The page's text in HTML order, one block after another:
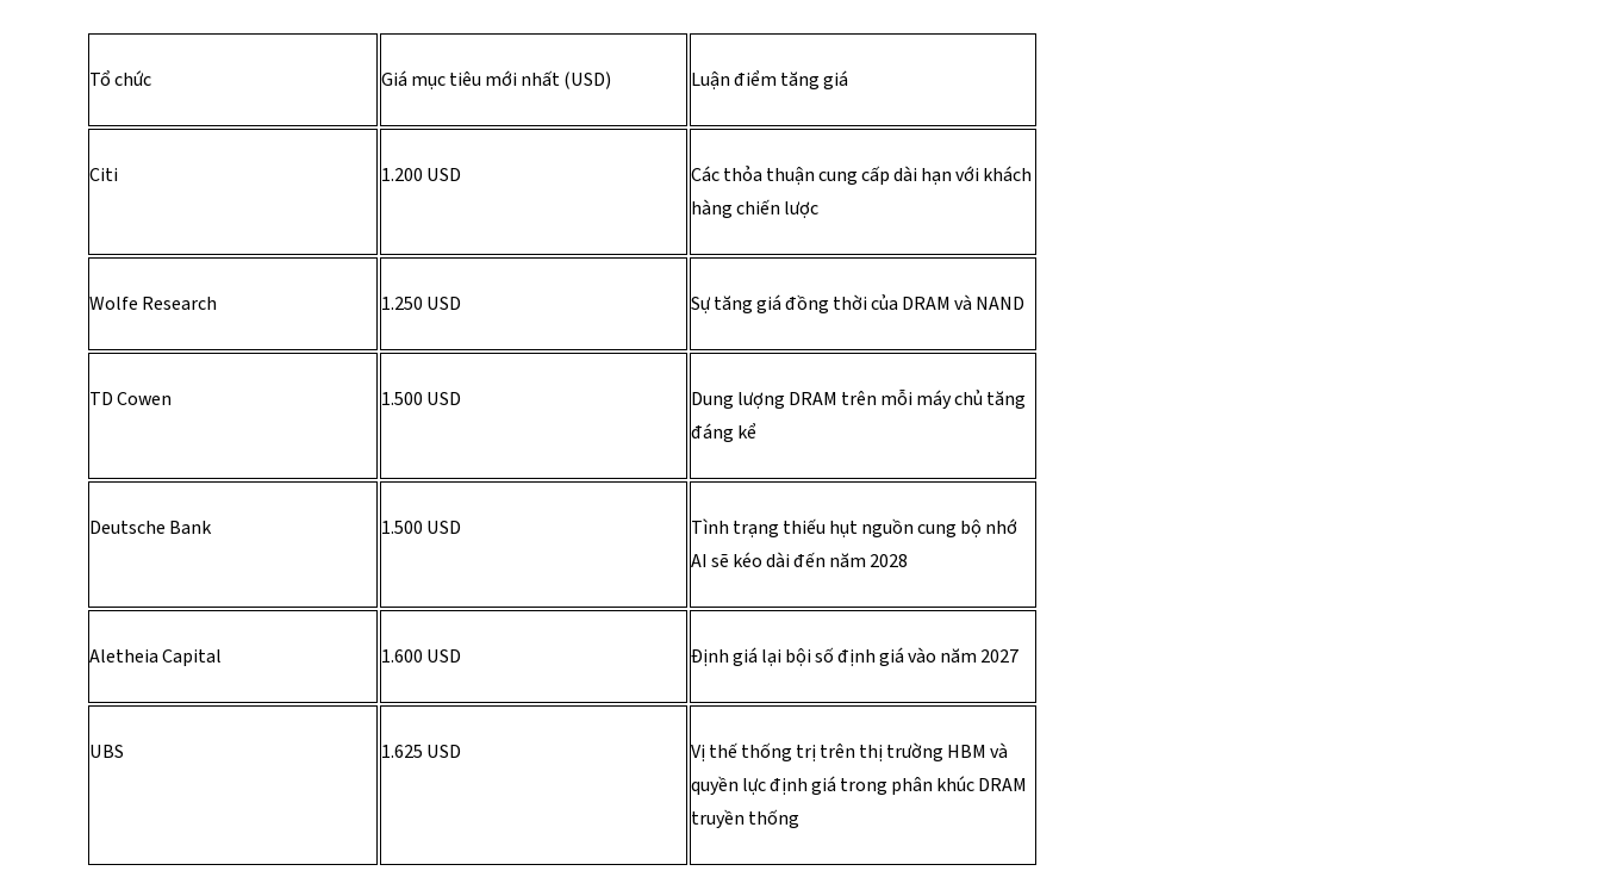
Tổ chức Giá mục tiêu mới nhất (USD) Luận điểm tăng giá
Citi 1.200 USD
Các thỏa thuận cung cấp dài hạn với khách
hàng chiến lược
Wolfe Research 1.250 USD Sự tăng giá đồng thời của DRAM và NAND
TD Cowen 1.500 USD
Dung lượng DRAM trên mỗi máy chủ tăng
đáng kể
Deutsche Bank 1.500 USD
Tình trạng thiếu hụt nguồn cung bộ nhớ
AI sẽ kéo dài đến năm 2028
Aletheia Capital 1.600 USD Định giá lại bội số định giá vào năm 2027
UBS 1.625 USD
Vị thế thống trị trên thị trường HBM và
quyền lực định giá trong phân khúc DRAM
truyền thống